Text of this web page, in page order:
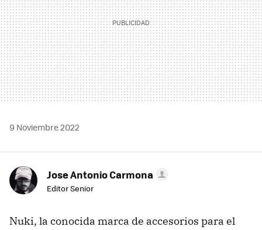
9 Noviembre 2022
Jose Antonio Carmona
Editor Senior
Nuki, la conocida marca de accesorios para el